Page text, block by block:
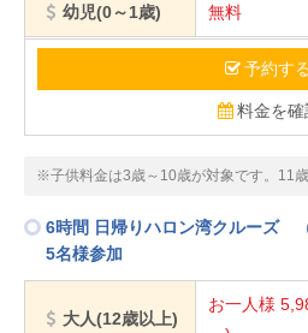
幼児(0～1歳) 無料
予約す
料金を確
※子供料金は3歳～10歳が対象です。11
6時間 日帰りハロン湾クルーズ
5名様参加
大人(12歳以上)
お一人様